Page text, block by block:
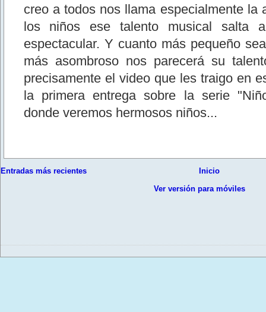
creo a todos nos llama especialmente la
los niños ese talento musical salta
espectacular. Y cuanto más pequeño
más asombroso nos parecerá su
precisamente el video que les traigo en
la primera entrega sobre la serie
donde veremos hermosos niños...
Entradas más recientes
Inicio
Ver versión para móviles